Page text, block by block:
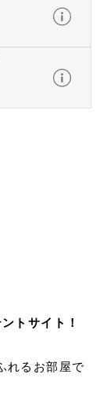
トサイト！
れるお部屋で